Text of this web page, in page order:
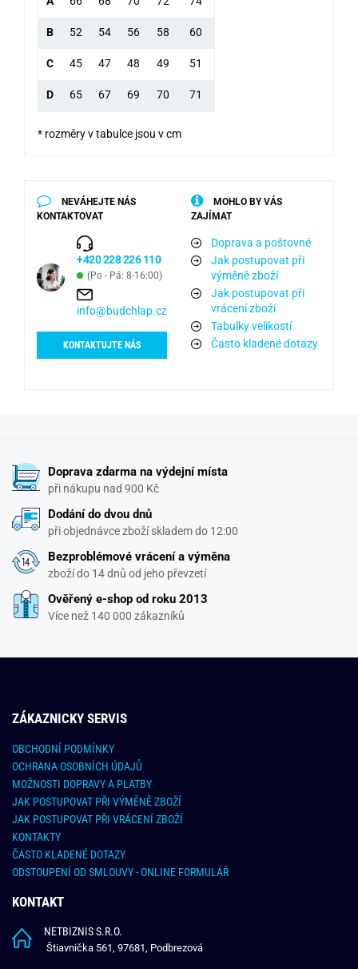
B 52 54 56 58 60
C 45 47 48 49 51
D 65 67 69 70 71
* rozměry v tabulce jsou v cm
NEVÁHEJTE NÁS
KONTAKTOVAT
+420 228 226 110
(Po - Pá: 8-16:00)
info@budchlap.cz
KONTAKTUJTE NÁS
MOHLO BY VÁS
ZAJÍMAT
Doprava a poštovné
Jak postupovat při
výměně zboží
Jak postupovat při
vrácení zboží
Tabulky velikostí
Často kladené dotazy
Doprava zdarma na výdejní místa
při nákupu nad 900 Kč
Dodání do dvou dnů
při objednávce zboží skladem do 12:00
Bezproblémové vrácení a výměna
zboží do 14 dnů od jeho převzetí
Ověřený e-shop od roku 2013
Více než 140 000 zákazníků
ZÁKAZNICKY SERVIS
OBCHODNÍ PODMÍNKY
OCHRANA OSOBNÍCH ÚDAJŮ
MOŽNOSTI DOPRAVY A PLATBY
JAK POSTUPOVAT PŘI VÝMĚNĚ ZBOŽÍ
JAK POSTUPOVAT PŘI VRÁCENÍ ZBOŽÍ
KONTAKTY
ČASTO KLADENÉ DOTAZY
ODSTOUPENÍ OD SMLOUVY - ONLINE FORMULÁŘ
KONTAKT
NETBIZNIS S.R.O.
Štiavnička 561, 97681, Podbrezová